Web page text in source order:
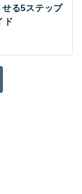
る5ステップ
ド